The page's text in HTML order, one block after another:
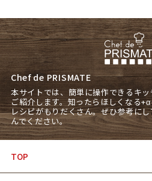
Chef de PRISMATE
本サイトでは、簡単に操作できるキ
ご紹介します。知ったらほしくなる
レシピがもりだくさん。ぜひ参考に
んでください。
TOP